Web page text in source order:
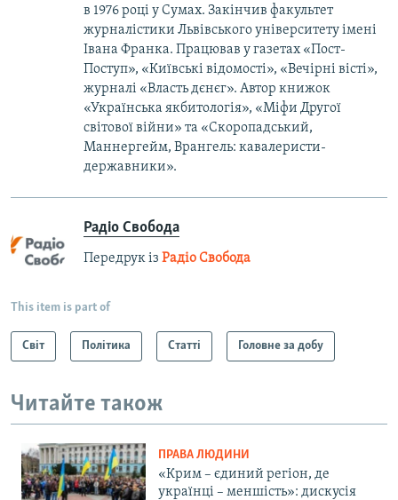
в 1976 році у Сумах. Закінчив факультет
журналістики Львівського університету імені
Івана Франка. Працював у газетах «Пост-
Поступ», «Київські відомості», «Вечірні вісті»,
журналі «Власть дєнєг». Автор книжок
«Українська якбитологія», «Міфи Другої
світової війни» та «Скоропадський,
Маннергейм, Врангель: кавалеристи-
державники».
Радіо Свобода
Передрук із Радіо Свобода
This item is part of
Світ Політика Статті Головне за добу
Читайте також
ПРАВА ЛЮДИНИ
«Крим – єдиний регіон, де
українці – меншість»: дискусія